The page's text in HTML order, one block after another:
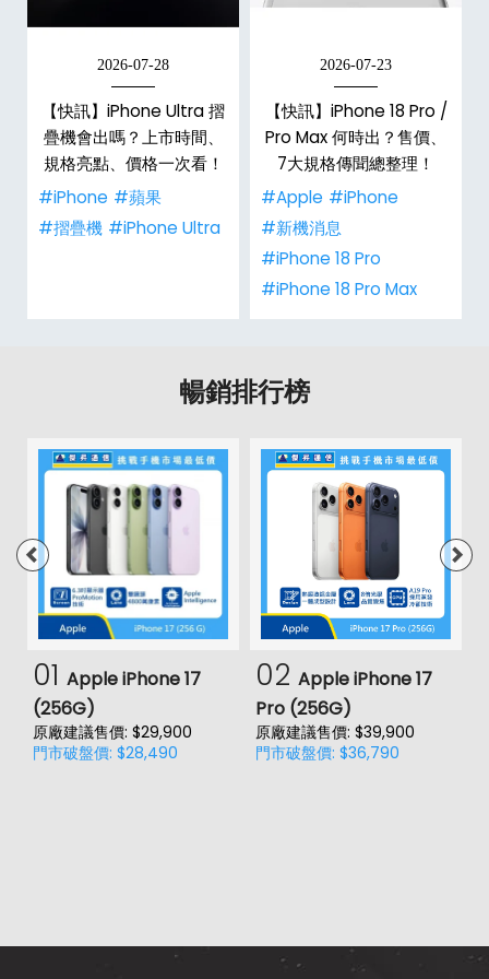
2026-07-28
【快訊】iPhone Ultra 摺
疊機會出嗎？上市時間、
規格亮點、價格一次看！
#iPhone #蘋果
#摺疊機 #iPhone Ultra
2026-07-23
【快訊】iPhone 18 Pro /
Pro Max 何時出？售價、
7大規格傳聞總整理！
#Apple #iPhone
#新機消息
#iPhone 18 Pro
#iPhone 18 Pro Max
暢銷排行榜
01 Apple iPhone 17
(256G)
原廠建議售價: $29,900
門市破盤價: $28,490
02 Apple iPhone 17
Pro (256G)
原廠建議售價: $39,900
門市破盤價: $36,790